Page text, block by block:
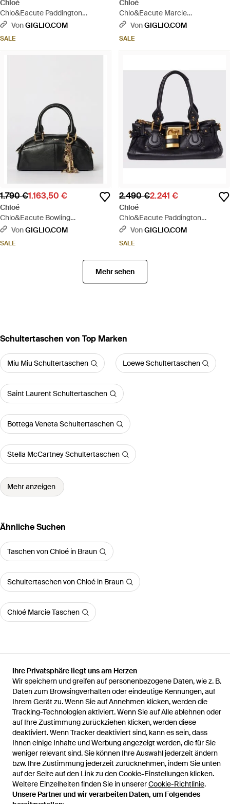
Ihre Privatsphäre liegt uns am Herzen
Wir speichern und greifen auf personenbezogene Daten, wie z. B.
Daten zum Browsingverhalten oder eindeutige Kennungen, auf
Ihrem Gerät zu. Wenn Sie auf Annehmen klicken, werden die
Tracking-Technologien aktiviert. Wenn Sie auf Alle ablehnen oder
auf Ihre Zustimmung zurückziehen klicken, werden diese
deaktiviert. Wenn Tracker deaktiviert sind, kann es sein, dass
Ihnen einige Inhalte und Werbung angezeigt werden, die für Sie
weniger relevant sind. Sie können Ihre Auswahl jederzeit ändern
bzw. Ihre Zustimmung jederzeit zurücknehmen, indem Sie unten
auf der Seite auf den Link zu den Cookie-Einstellungen klicken.
Weitere Einzelheiten finden Sie in unsererCookie-Richtlinie.
Unsere Partner und wir verarbeiten Daten, um Folgendes
Chloé
Chlo&Eacute Paddington
Ledertasche - Braun
VonGIGLIO.COM
SALE
Chloé
Chlo&Eacute Marcie
Wildledertasche - Braun
VonGIGLIO.COM
SALE
1.790 €1.163,50 €
Chloé
Chlo&Eacute Bowling
Ledertasche - Schwarz
VonGIGLIO.COM
SALE
2.490 €2.241 €
Chloé
Chlo&Eacute Paddington
Ledertasche - Schwarz
VonGIGLIO.COM
SALE
Mehr sehen
Schultertaschen von Top Marken
Miu Miu Schultertaschen Loewe Schultertaschen
Saint Laurent Schultertaschen
Bottega Veneta Schultertaschen
Stella McCartney Schultertaschen
Mehr anzeigen
Ähnliche Suchen
Taschen von Chloé in Braun
Schultertaschen von Chloé in Braun
Chloé Marcie Taschen
Startseite Damen Schultertaschen
Chloé Schultertaschen
Chlo&Eacute Marcie Small Ledertasche
Hilfe und Informationen